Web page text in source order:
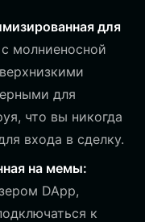
для
молниеносной
для
что вы никогда
входа в сделку.
на мемы:
DApp,
к